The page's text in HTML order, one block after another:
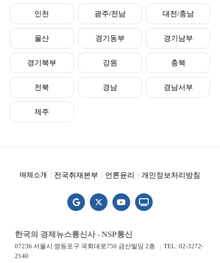
인천 광주/전남 대전/충남
울산 경기동부 경기남부
경기북부 강원 충북
전북 경남 경남서부
제주
매체소개 전국취재본부 언론윤리 개인정보처리방침
한국의 경제뉴스통신사 - NSP통신
07236 서울시 영등포구 국회대로750 금산빌딩 2층
TEL: 02-3272-
2140